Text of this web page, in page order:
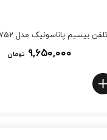
تلفن بیسیم پاناسونیک مدل KX-TG 3752
۹,۶۵۰,۰۰۰ تومان